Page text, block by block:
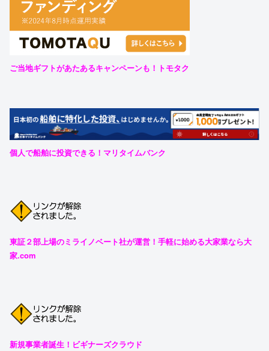
ご当地ギフトがあたあるキャンペーンも！トモタク
個人で船舶に投資できる！マリタイムバンク
東証２部上場のミライノベート社が運営！手軽に始める大家業なら大
家.com
新規事業者誕生！ビギナーズクラウド